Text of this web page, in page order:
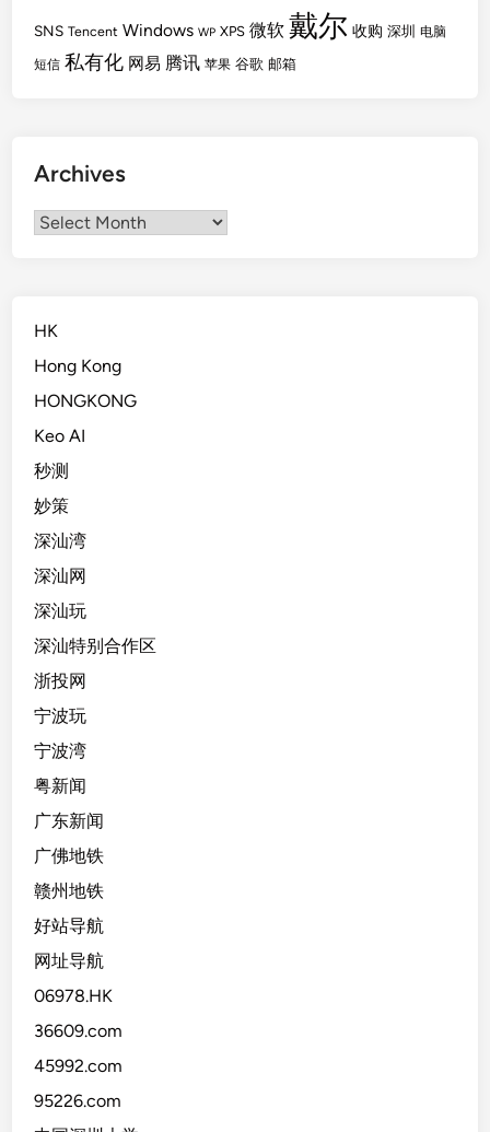
SNS Tencent Windows WP XPS 微软 戴尔 收购 深圳 电脑
短信 私有化 网易 腾讯 苹果 谷歌 邮箱
Archives
Archives
HK
Hong Kong
HONGKONG
Keo AI
秒测
妙策
深汕湾
深汕网
深汕玩
深汕特别合作区
浙投网
宁波玩
宁波湾
粤新闻
广东新闻
广佛地铁
赣州地铁
好站导航
网址导航
06978.HK
36609.com
45992.com
95226.com